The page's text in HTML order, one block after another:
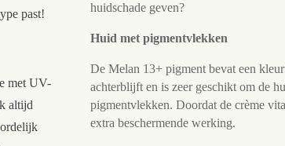
past!
met UV-
altijd
huidschade geven?
Huid met pigmentvlekken
De Melan 13+ pigment bevat een
achterblijft en is zeer geschikt om de
pigmentvlekken. Doordat de crème
extra beschermende werking.